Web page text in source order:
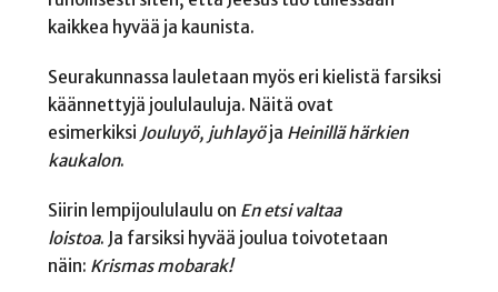
kaikkea hyvää ja kaunista.
Seurakunnassa lauletaan myös eri kielistä farsiksi
käännettyjä joululauluja. Näitä ovat
esimerkiksi Jouluyö, juhlayöja Heinillä härkien
kaukalon.
Siirin lempijoululaulu on En etsi valtaa
loistoa. Ja farsiksi hyvää joulua toivotetaan
näin: Krismas mobarak!